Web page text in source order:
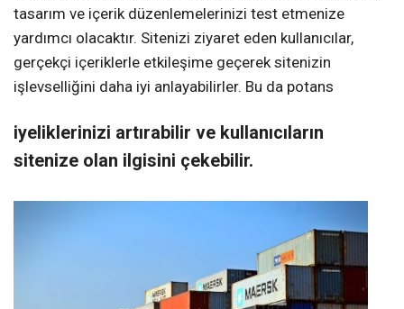
tasarım ve içerik düzenlemelerinizi test etmenize
yardımcı olacaktır. Sitenizi ziyaret eden kullanıcılar,
gerçekçi içeriklerle etkileşime geçerek sitenizin
işlevselliğini daha iyi anlayabilirler. Bu da potans
iyeliklerinizi artırabilir ve kullanıcıların
sitenize olan ilgisini çekebilir.